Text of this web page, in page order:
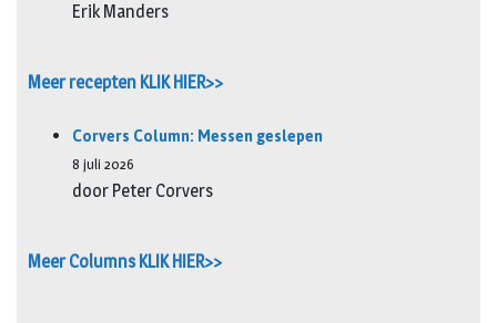
Erik Manders
Meer recepten KLIK HIER>>
Corvers Column: Messen geslepen
8 juli 2026
door Peter Corvers
Meer Columns KLIK HIER>>